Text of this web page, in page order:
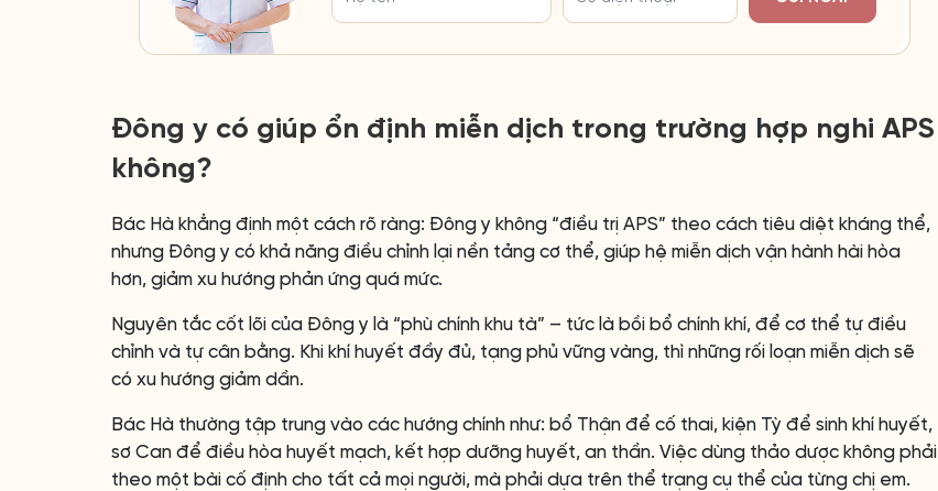
Đông y có giúp ổn định miễn dịch trong trường hợp nghi APS
không?
Bác Hà khẳng định một cách rõ ràng: Đông y không “điều trị APS” theo cách tiêu diệt kháng thể,
nhưng Đông y có khả năng điều chỉnh lại nền tảng cơ thể, giúp hệ miễn dịch vận hành hài hòa
hơn, giảm xu hướng phản ứng quá mức.
Nguyên tắc cốt lõi của Đông y là “phù chính khu tà” – tức là bồi bổ chính khí, để cơ thể tự điều
chỉnh và tự cân bằng. Khi khí huyết đầy đủ, tạng phủ vững vàng, thì những rối loạn miễn dịch sẽ
có xu hướng giảm dần.
Bác Hà thường tập trung vào các hướng chính như: bổ Thận để cố thai, kiện Tỳ để sinh khí huyết,
sơ Can để điều hòa huyết mạch, kết hợp dưỡng huyết, an thần. Việc dùng thảo dược không phải
theo một bài cố định cho tất cả mọi người, mà phải dựa trên thể trạng cụ thể của từng chị em.